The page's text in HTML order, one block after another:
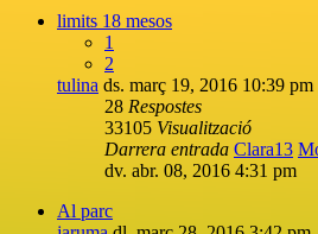
limits 18 mesos
1
2
tulina ds. març 19, 2016 10:39 pm
28 Respostes
33105 Visualització
Darrera entrada Clara13
dv. abr. 08, 2016 4:31 pm
Al parc